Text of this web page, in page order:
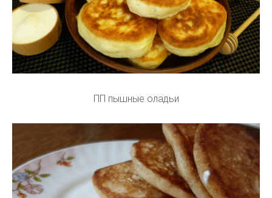
ПП пышные оладьи